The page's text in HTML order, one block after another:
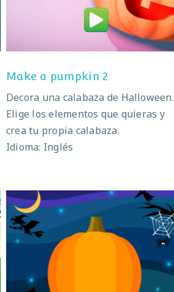
Make a pumpkin 2
Decora una calabaza de Halloween.
Elige los elementos que quieras y
crea tu propia calabaza.
Idioma: Inglés
Make a pumpkin